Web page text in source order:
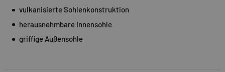
vulkanisierte Sohlenkonstruktion
herausnehmbare Innensohle
griffige Außensohle